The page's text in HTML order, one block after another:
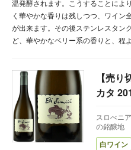
温発酵されます。こうすることによ
く華やかな香りは残しつつ、ワイン
が出来ます。その後ステンレスタン
ど、華やかなベリー系の香りと、程
【売
カタ
スロべニ
の銘醸地
白ワイン